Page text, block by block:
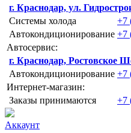
г. Краснодар, ул.
Системы холода
+7
Автокондиционирование +7
Автосервис:
г. Краснодар, Ростовское
Автокондиционирование +7
Интернет-магазин:
Заказы принимаются
+7
Аккаунт